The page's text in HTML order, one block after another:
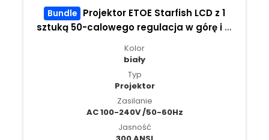
Bundle
sztuką 50-calowego regulacja w górę i w
Kolor
biały
Typ
Projektor
Zasilanie
AC 100-240V /50-60Hz
Jasność